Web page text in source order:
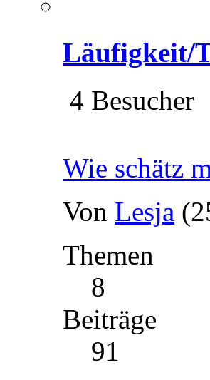
Läufigkeit/
4 Besucher
Wie schätz
Von Lesja
Themen
8
Beiträge
91